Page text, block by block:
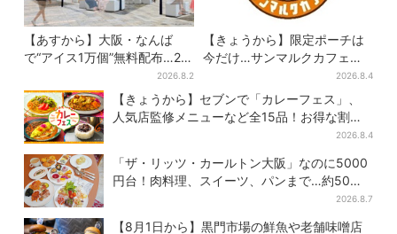
【あすから】大阪・なんば
で“アイス1万個”無料配布…2日
間限定で、ロッテの人気商品
もらえる
2026.8.2
【きょうから】限定ポーチは
今だけ…サンマルクカフェ初
の「夏福袋」、実質無料でレ
アグッズが手に入る
2026.8.4
【きょうから】セブンで「カレーフェス」、
人気店監修メニューなど全15品！お得な割引
2026.8.4
「ザ・リッツ・カールトン大阪」なのに5000
円台！肉料理、スイーツ、パンまで…約50種
2026.8.7
【8月1日から】黒門市場の鮮魚や老舗味噌店